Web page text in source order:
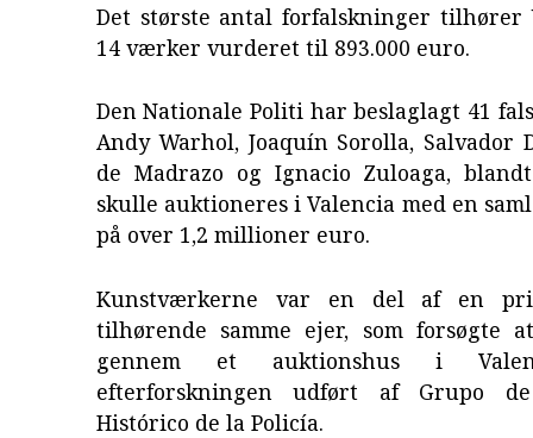
Det største antal forfalskninger tilhører
14 værker vurderet til 893.000 euro.
Den Nationale Politi har beslaglagt 41
Andy Warhol, Joaquín Sorolla, Salvador
de Madrazo og Ignacio Zuloaga,
skulle auktioneres i Valencia med en
på over 1,2 millioner euro.
Kunstværkerne var en del af en
tilhørende samme ejer, som forsøgte
gennem et auktionshus i
efterforskningen udført af Grupo
Histórico de la Policía.